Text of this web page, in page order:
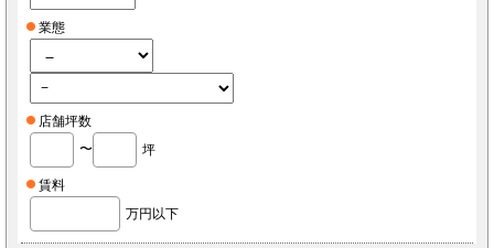
イズ本部・家主等の利害関係者を除き、第三者に対して提供しないものとします。ただし、
裁判所・警察等の要請がある場合を除きます。
会員が個人情報の提供を拒んだ場合、本サービスを利用できないことがあります。
会員は、本サービスを通じて個人情報を取得した場合、自己の責任で個人情報保護に関する
法律を遵守するものとします。
第5条（秘密保持）
について秘密保持義務を負わないものとします。
前項にかかわらず、会員が秘密である旨を付して当社もしくは導入店へ開示し、当社もしく
は導入店がそれに同意した情報について、当社もしくは導入店は本サービスの運営に最低限
必要な会社、当社もしくは導入店の役員、従業員、関連会社、本サービスの再委託先、監査
業態
店舗坪数
〜
坪
賃料
万円以下